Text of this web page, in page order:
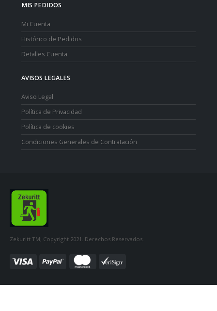
MIS PEDIDOS
Mi Cuenta
Histórico de Pedidos
Detalles Cuenta
AVISOS LEGALES
Aviso Legal
Política de Privacidad
Política de cookies
Condiciones Generales de Contratación
Zekuritt TM; Copyright 2021. Derechos Reservados.